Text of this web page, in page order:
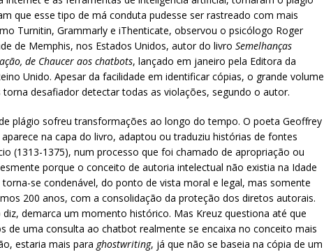
que esse tipo de má conduta pudesse ser rastreado com mais
Turnitin, Grammarly e iThenticate, observou o psicólogo Roger
de Memphis, nos Estados Unidos, autor do livro Semelhanças
de Chaucer aos chatbots, lançado em janeiro pela Editora da
Unido. Apesar da facilidade em identificar cópias, o grande volume
desafiador detectar todas as violações, segundo o autor.
plágio sofreu transformações ao longo do tempo. O poeta Geoffrey
na capa do livro, adaptou ou traduziu histórias de fontes
(1313-1375), num processo que foi chamado de apropriação ou
porque o conceito de autoria intelectual não existia na Idade
se condenável, do ponto de vista moral e legal, mas somente
200 anos, com a consolidação da proteção dos diretos autorais.
demarca um momento histórico. Mas Kreuz questiona até que
de uma consulta ao chatbot realmente se encaixa no conceito mais
estaria mais para ghostwriting, já que não se baseia na cópia de um